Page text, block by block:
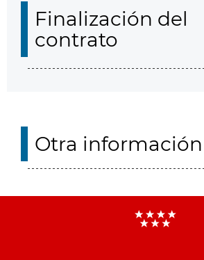
Finalización del
contrato
Otra información